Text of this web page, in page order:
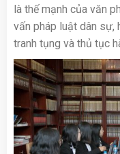
là thế mạnh của văn
vấn pháp luật dân sự,
tranh tụng và thủ tục